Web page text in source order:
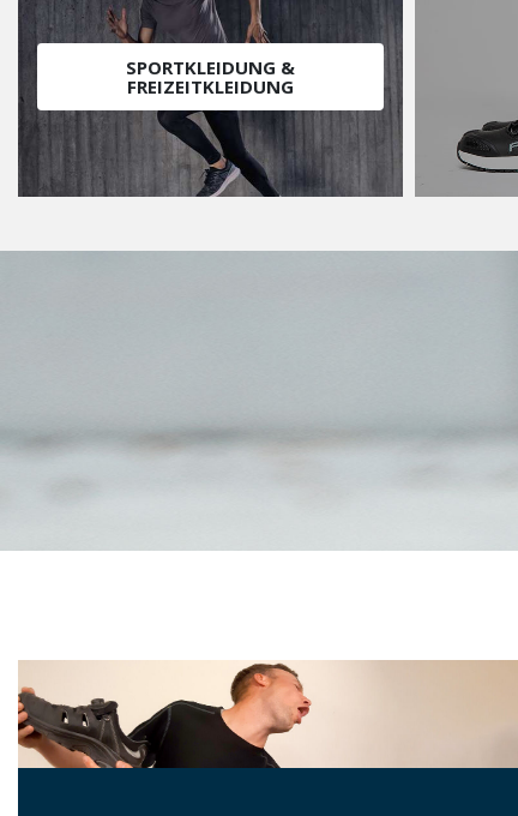
SPORTKLEIDUNG &
FREIZEITKLEIDUNG